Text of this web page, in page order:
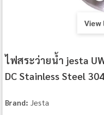
ไฟสระว่ายน้ำ jesta
DC Stainless Steel
Brand: Jesta